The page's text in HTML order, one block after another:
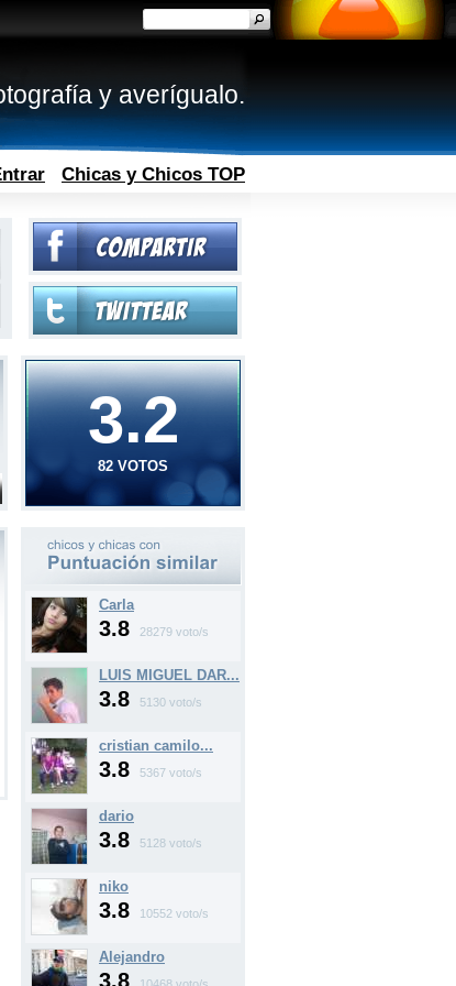
y averígualo.
Chicas y Chicos TOP
3.2
82 VOTOS
Carla
3.8 28279 voto/s
LUIS MIGUEL DAR...
3.8 5130 voto/s
cristian camilo...
3.8 5367 voto/s
dario
3.8 5128 voto/s
niko
3.8 10552 voto/s
Alejandro
3.8